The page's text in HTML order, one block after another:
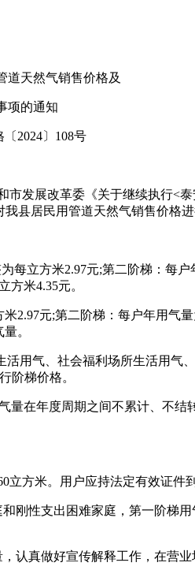
天然气销售价格及
的通知
2024〕108号
发展改革委《关于继续执行<
县居民用管道天然气销售价格
立方米2.97元;第二阶梯：每
方米4.35元。
元;第二阶梯：每户年用气
。
气、社会福利场所生活用气
阶梯价格。
在年度周期之间不累计、不结
米。用户应持法定有效证件
性支出困难家庭，第一阶梯用
真做好宣传解释工作，在营业